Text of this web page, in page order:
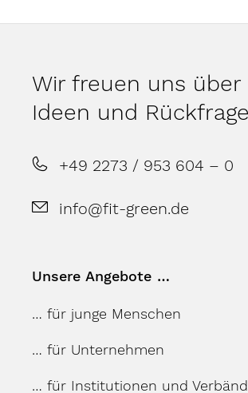
Wir freuen uns über
Ideen und
+49 2273 / 953 604 – 0
info@fit-green.de
Unsere Angebote …
… für junge Menschen
… für Unternehmen
… für Institutionen und